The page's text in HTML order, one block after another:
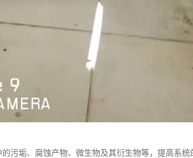
污垢、腐蚀产物、微生物及其衍生物等，提高系